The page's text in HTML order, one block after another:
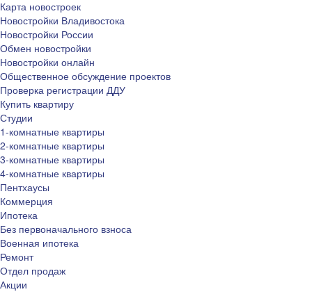
Карта новостроек
Новостройки Владивостока
Новостройки России
Обмен новостройки
Новостройки онлайн
Общественное обсуждение проектов
Проверка регистрации ДДУ
Купить квартиру
Студии
1-комнатные квартиры
2-комнатные квартиры
3-комнатные квартиры
4-комнатные квартиры
Пентхаусы
Коммерция
Ипотека
Без первоначального взноса
Военная ипотека
Ремонт
Отдел продаж
Акции